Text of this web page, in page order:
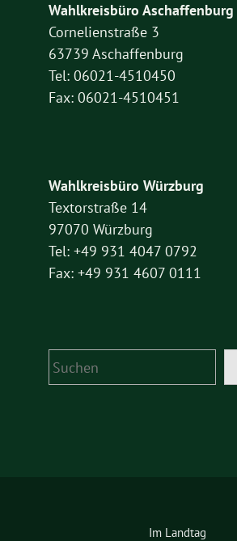
Wahlkreisbüro Aschaffenburg
Cornelienstraße 3
63739 Aschaffenburg
Tel: 06021-4510450
Fax: 06021-4510451
Wahlkreisbüro Würzburg
Textorstraße 14
97070 Würzburg
Tel: +49 931 4047 0792
Fax: +49 931 4607 0111
Suchen
Im Landtag